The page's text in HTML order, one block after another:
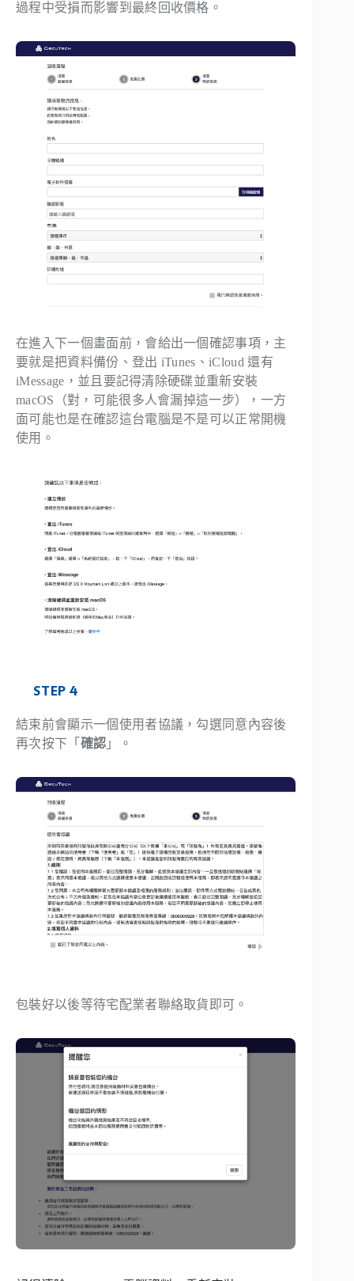
過程中受損而影響到最終回收價格。
在進入下一個畫面前，會給出一個確認事項，主
要就是把資料備份、登出 iTunes、iCloud 還有
iMessage，並且要記得清除硬碟並重新安裝
macOS（對，可能很多人會漏掉這一步），一方
面可能也是在確認這台電腦是不是可以正常開機
使用。
STEP 4
結束前會顯示一個使用者協議，勾選同意內容後
再次按下「 確認 」。
包裝好以後等待宅配業者聯絡取貨即可。